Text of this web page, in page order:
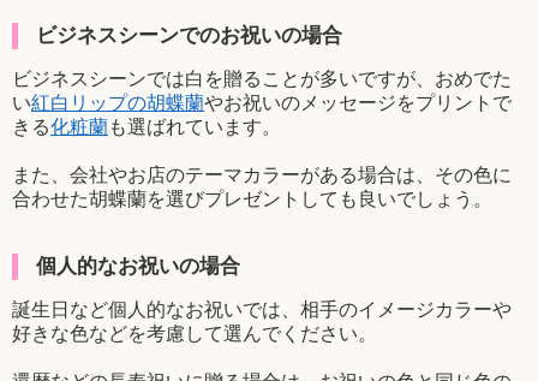
ビジネスシーンでのお祝いの場合
ビジネスシーンでは白を贈ることが多いですが、おめでた
い紅白リップの胡蝶蘭やお祝いのメッセージをプリントで
きる化粧蘭も選ばれています。
また、会社やお店のテーマカラーがある場合は、その色に
合わせた胡蝶蘭を選びプレゼントしても良いでしょう。
個人的なお祝いの場合
誕生日など個人的なお祝いでは、相手のイメージカラーや
好きな色などを考慮して選んでください。